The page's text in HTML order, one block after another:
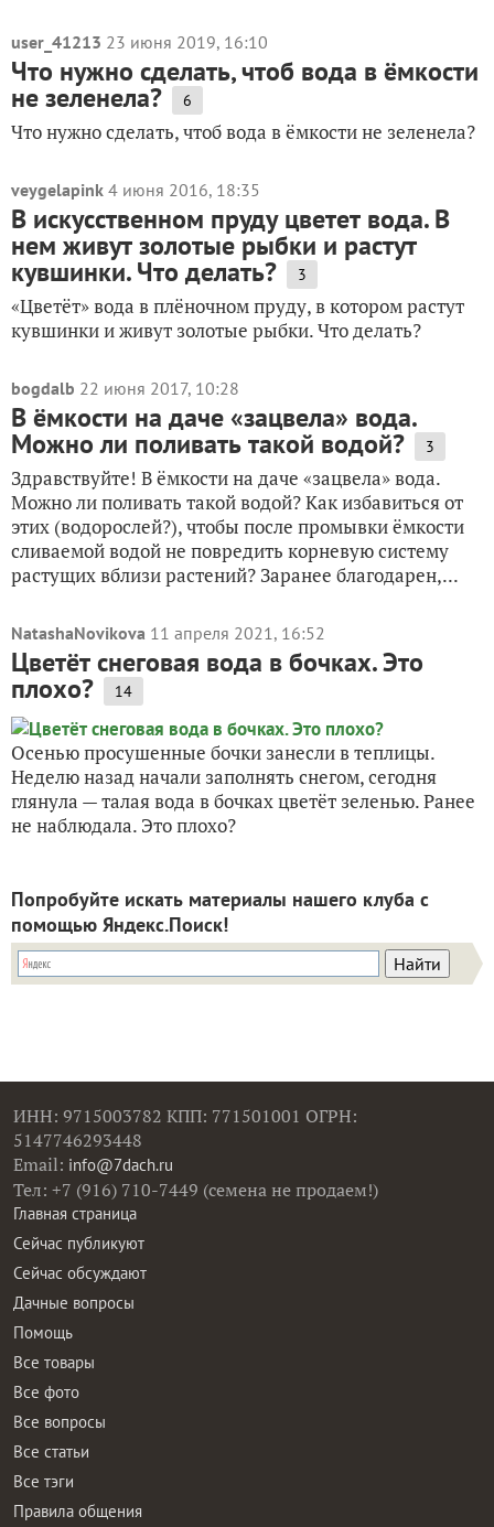
user_41213 23 июня 2019, 16:10
Что нужно сделать, чтоб вода в ёмкости
не зеленела? 6
Что нужно сделать, чтоб вода в ёмкости не зеленела?
veygelapink 4 июня 2016, 18:35
В искусственном пруду цветет вода. В
нем живут золотые рыбки и растут
кувшинки. Что делать? 3
«Цветёт» вода в плёночном пруду, в котором растут
кувшинки и живут золотые рыбки. Что делать?
bogdalb 22 июня 2017, 10:28
В ёмкости на даче «зацвела» вода.
Можно ли поливать такой водой? 3
Здравствуйте! В ёмкости на даче «зацвела» вода.
Можно ли поливать такой водой? Как избавиться от
этих (водорослей?), чтобы после промывки ёмкости
сливаемой водой не повредить корневую систему
растущих вблизи растений? Заранее благодарен,...
NatashaNovikova 11 апреля 2021, 16:52
Цветёт снеговая вода в бочках. Это
плохо? 14
Осенью просушенные бочки занесли в теплицы.
Неделю назад начали заполнять снегом, сегодня
глянула — талая вода в бочках цветёт зеленью. Ранее
не наблюдала. Это плохо?
Попробуйте искать материалы нашего клуба с
помощью Яндекс.Поиск!
ИНН: 9715003782 КПП: 771501001 ОГРН:
5147746293448
Email: info@7dach.ru
Тел: +7 (916) 710-7449 (семена не продаем!)
Главная страница
Сейчас публикуют
Сейчас обсуждают
Дачные вопросы
Помощь
Все товары
Все фото
Все вопросы
Все статьи
Все тэги
Правила общения